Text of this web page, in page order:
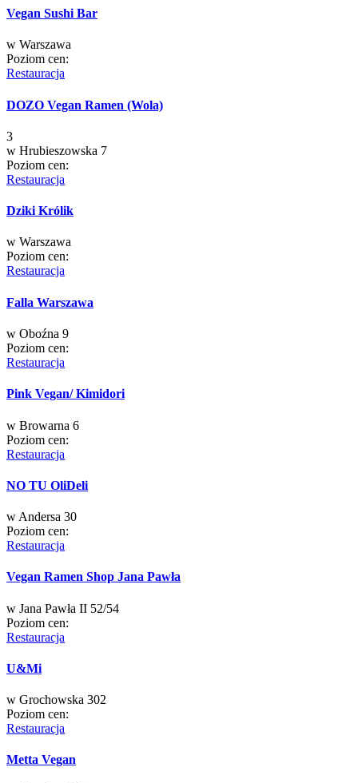
Vegan Sushi Bar
w Warszawa
Poziom cen:
Restauracja
DOZO Vegan Ramen (Wola)
3
w Hrubieszowska 7
Poziom cen:
Restauracja
Dziki Królik
w Warszawa
Poziom cen:
Restauracja
Falla Warszawa
w Oboźna 9
Poziom cen:
Restauracja
Pink Vegan/ Kimidori
w Browarna 6
Poziom cen:
Restauracja
NO TU OliDeli
w Andersa 30
Poziom cen:
Restauracja
Vegan Ramen Shop Jana Pawła
w Jana Pawła II 52/54
Poziom cen:
Restauracja
U&Mi
w Grochowska 302
Poziom cen:
Restauracja
Metta Vegan